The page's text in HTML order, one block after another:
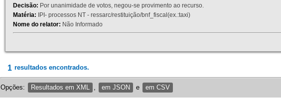
Decisão: Por unanimidade de votos, negou-se provimento ao recurso.
Matéria: IPI- processos NT - ressarc/restituição/bnf_fiscal(ex.:taxi)
Nome do relator: Não Informado
1 resultados encontrados.
Opções: Resultados em XML em JSON e em CSV